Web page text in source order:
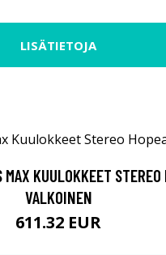
LISÄTIETOJA
KUULOKKEET STEREO
VALKOINEN
611.32 EUR